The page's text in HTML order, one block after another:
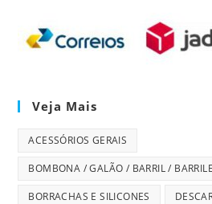
Veja Mais
ACESSÓRIOS GERAIS
BOMBONA / GALÃO / BARRIL /
BORRACHAS E SILICONES